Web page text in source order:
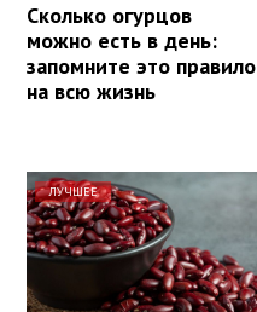
Сколько огурцов
можно есть в день:
запомните это правило
на всю жизнь
ЛУЧШЕЕ